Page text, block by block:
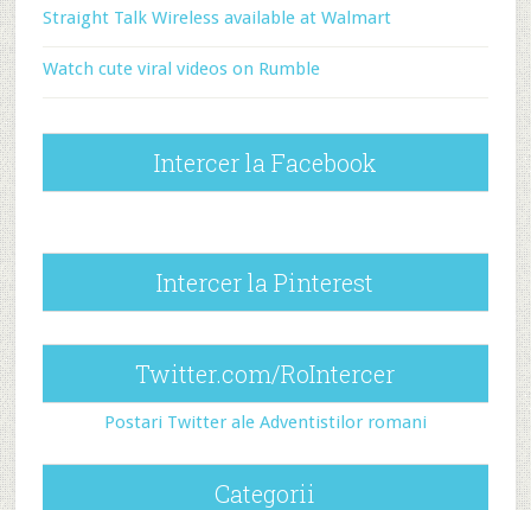
Straight Talk Wireless available at Walmart
Watch cute viral videos on Rumble
Intercer la Facebook
Intercer la Pinterest
Twitter.com/RoIntercer
Postari Twitter ale Adventistilor romani
Categorii